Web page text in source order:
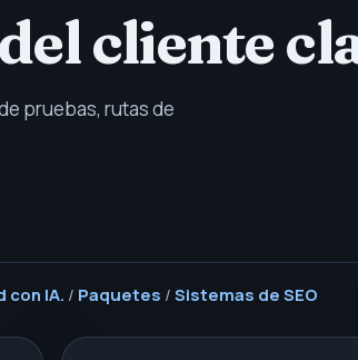
cliente
pruebas, rutas de
con IA. / Paquetes / Sistemas de SEO